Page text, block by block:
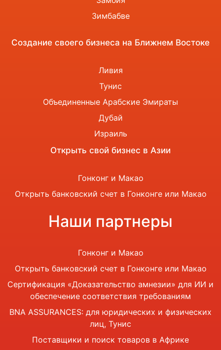
Зимбабве
Создание своего бизнеса на Ближнем Востоке
Ливия
Тунис
Объединенные Арабские Эмираты
Дубай
Израиль
Открыть свой бизнес в Азии
Гонконг и Макао
Открыть банковский счет в Гонконге или Макао
Наши партнеры
Гонконг и Макао
Открыть банковский счет в Гонконге или Макао
Сертификация «Доказательство амнезии» для ИИ и
обеспечение соответствия требованиям
BNA ASSURANCES: для юридических и физических
лиц, Тунис
Поставщики и поиск товаров в Африке